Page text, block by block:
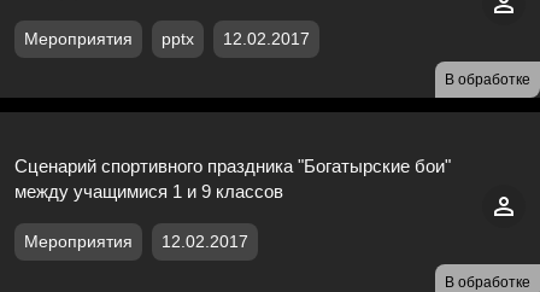
В обработке
Мероприятия pptx 12.02.2017
В обработке
Сценарий спортивного праздника "Богатырские бои"
между учащимися 1 и 9 классов
Мероприятия 12.02.2017